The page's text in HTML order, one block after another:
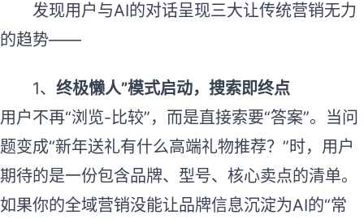
发现用户与AI的对话呈现三大让传统营销无力
的趋势——
1、 终极懒人”模式启动，搜索即终点
用户不再“浏览-比较”，而是直接索要“答案”。当问
题变成“新年送礼有什么高端礼物推荐？”时，用户
期待的是一份包含品牌、型号、核心卖点的清单。
如果你的全域营销没能让品牌信息沉淀为AI的“常